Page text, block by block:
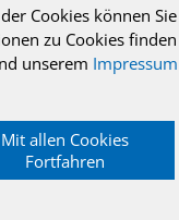
Impressum
AGB
Cookies können Sie
zu Cookies finden
unserem Impressum
Mit allen Cookies
Fortfahren